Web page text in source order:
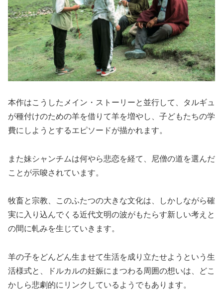
本作はこうしたメイン・ストーリーと並行して、タルギュ
が種付けのための羊を借りて羊を増やし、子どもたちの学
費にしようとするエピソードが描かれます。
また妹シャンチムは何やら悲恋を経て、尼僧の道を選んだ
ことが示唆されています。
牧畜と宗教、このふたつの大きな文化は、しかしながら確
実に入り込んでくる近代文明の波がもたらす新しい考えと
の間に軋みを生じていきます。
羊の子をどんどん生ませて生活を成り立たせようという生
活様式と、ドルカルの妊娠にまつわる周囲の想いは、どこ
かしら悲劇的にリンクしているようでもあります。